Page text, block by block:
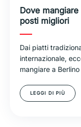
Dove
posti migliori
Dai piatti
internazionale,
mangiare a
LEGGI DI PIÙ